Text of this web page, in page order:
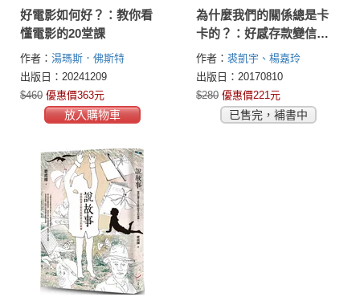
好電影如何好？：教你看
懂電影的20堂課
作者： 湯瑪斯．佛斯特
(Thomas C. Foster)
出版日：20241209
$460 優惠價363元
放入購物車
為什麼我們的關係總是卡
卡的？：好感存款變信賴
資產，個性不合照樣合
拍！
作者： 裘凱宇、楊嘉玲
出版日：20170810
$280 優惠價221元
已售完，補書中